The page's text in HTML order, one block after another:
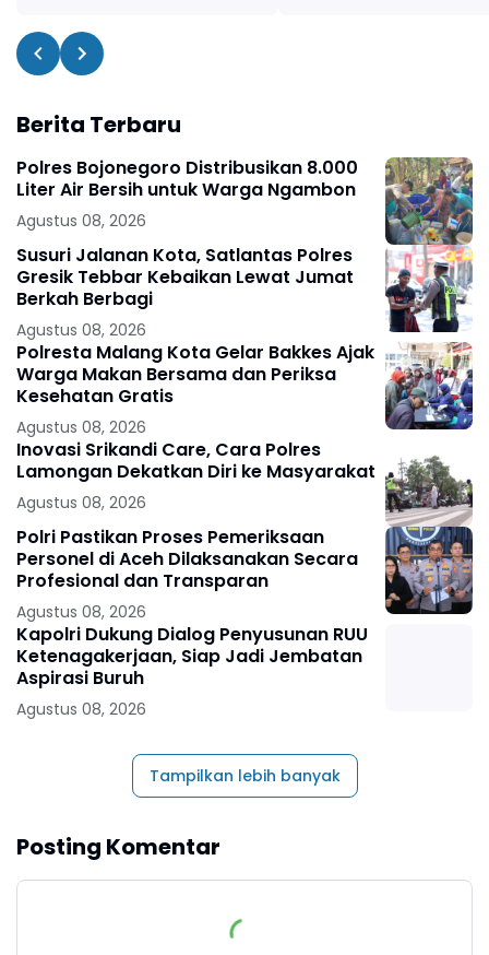
Berita Terbaru
Polres Bojonegoro Distribusikan 8.000
Liter Air Bersih untuk Warga Ngambon
Agustus 08, 2026
Susuri Jalanan Kota, Satlantas Polres
Gresik Tebbar Kebaikan Lewat Jumat
Berkah Berbagi
Agustus 08, 2026
Polresta Malang Kota Gelar Bakkes Ajak
Warga Makan Bersama dan Periksa
Kesehatan Gratis
Agustus 08, 2026
Inovasi Srikandi Care, Cara Polres
Lamongan Dekatkan Diri ke Masyarakat
Agustus 08, 2026
Polri Pastikan Proses Pemeriksaan
Personel di Aceh Dilaksanakan Secara
Profesional dan Transparan
Agustus 08, 2026
Kapolri Dukung Dialog Penyusunan RUU
Ketenagakerjaan, Siap Jadi Jembatan
Aspirasi Buruh
Agustus 08, 2026
Tampilkan lebih banyak
Posting Komentar